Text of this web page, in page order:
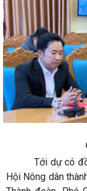
Tới dự có đồng
Hội Nông dân